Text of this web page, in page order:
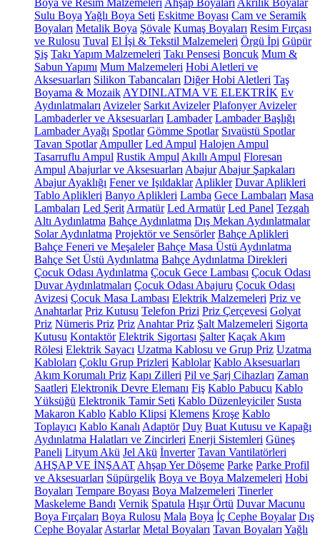
Boya ve Resim Malzemeleri Ahşap Boyaları Akrilik Boyalar
Sulu Boya Yağlı Boya Seti Eskitme Boyası Cam ve Seramik
Boyaları Metalik Boya Şövale Kumaş Boyaları Resim Fırçası
ve Rulosu Tuval El İşi & Tekstil Malzemeleri Örgü İpi Güpür
Şiş Takı Yapım Malzemeleri Takı Pensesi Boncuk Mum &
Sabun Yapımı Mum Malzemeleri Hobi Aletleri ve
Aksesuarları Silikon Tabancaları Diğer Hobi Aletleri Taş
Boyama & Mozaik AYDINLATMA VE ELEKTRİK Ev
Aydınlatmaları Avizeler Sarkıt Avizeler Plafonyer Avizeler
Lambaderler ve Aksesuarları Lambader Lambader Başlığı
Lambader Ayağı Spotlar Gömme Spotlar Sıvaüstü Spotlar
Tavan Spotlar Ampuller Led Ampul Halojen Ampul
Tasarruflu Ampul Rustik Ampul Akıllı Ampul Floresan
Ampul Abajurlar ve Aksesuarları Abajur Abajur Şapkaları
Abajur Ayaklığı Fener ve Işıldaklar Aplikler Duvar Aplikleri
Tablo Aplikleri Banyo Aplikleri Lamba Gece Lambaları Masa
Lambaları Led Şerit Armatür Led Armatür Led Panel Tezgah
Altı Aydınlatma Bahçe Aydınlatma Dış Mekan Aydınlatmalar
Solar Aydınlatma Projektör ve Sensörler Bahçe Aplikleri
Bahçe Feneri ve Meşaleler Bahçe Masa Üstü Aydınlatma
Bahçe Set Üstü Aydınlatma Bahçe Aydınlatma Direkleri
Çocuk Odası Aydınlatma Çocuk Gece Lambası Çocuk Odası
Duvar Aydınlatmaları Çocuk Odası Abajuru Çocuk Odası
Avizesi Çocuk Masa Lambası Elektrik Malzemeleri Priz ve
Anahtarlar Priz Kutusu Telefon Prizi Priz Çerçevesi Golyat
Priz Nümeris Priz Priz Anahtar Priz Şalt Malzemeleri Sigorta
Kutusu Kontaktör Elektrik Sigortası Şalter Kaçak Akım
Rölesi Elektrik Sayacı Uzatma Kablosu ve Grup Priz Uzatma
Kabloları Çoklu Grup Prizleri Kablolar Kablo Aksesuarları
Akım Korumalı Priz Kapı Zilleri Pil ve Şarj Cihazları Zaman
Saatleri Elektronik Devre Elemanı Fiş Kablo Pabucu Kablo
Yüksüğü Elektronik Tamir Seti Kablo Düzenleyiciler Susta
Makaron Kablo Kablo Klipsi Klemens Kroşe Kablo
Toplayıcı Kablo Kanalı Adaptör Duy Buat Kutusu ve Kapağı
Aydınlatma Halatları ve Zincirleri Enerji Sistemleri Güneş
Paneli Lityum Akü Jel Akü İnverter Tavan Vantilatörleri
AHŞAP VE İNŞAAT Ahşap Yer Döşeme Parke Parke Profil
ve Aksesuarları Süpürgelik Boya ve Boya Malzemeleri Hobi
Boyaları Tempare Boyası Boya Malzemeleri Tinerler
Maskeleme Bandı Vernik Spatula Hışır Örtü Duvar Macunu
Boya Fırçaları Boya Rulosu Mala Boya İç Cephe Boyalar Dış
Cephe Boyalar Astarlar Metal Boyaları Tavan Boyaları Yağlı